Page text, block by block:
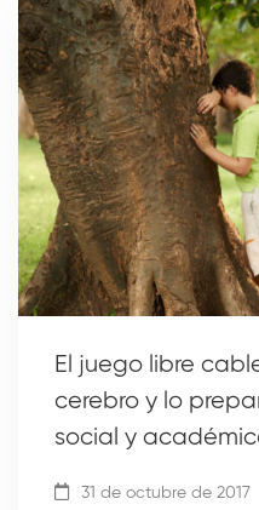
El juego libre
cerebro y lo
social y
31 de octubre de 2017